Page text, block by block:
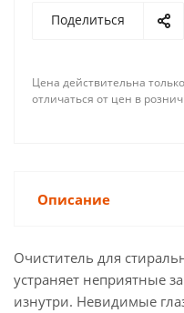
Поделиться
Цена действительна
отличаться от цен в
Описание
Очиститель для
устраняет неприятные
изнутри. Невидимые